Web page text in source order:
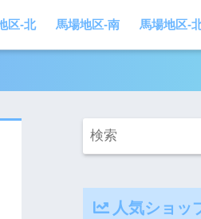
区-北 馬場地区-南 馬場地区-
人気ショッ